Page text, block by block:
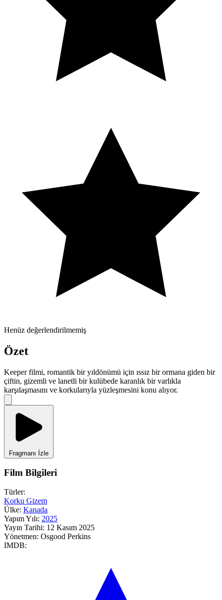
Henüz değerlendirilmemiş
Özet
Keeper filmi, romantik bir yıldönümü için ıssız bir ormana giden bir
çiftin, gizemli ve lanetli bir kulübede karanlık bir varlıkla
karşılaşmasını ve korkularıyla yüzleşmesini konu alıyor.
Fragmanı İzle
Film Bilgileri
Türler:
Korku Gizem
Ülke: Kanada
Yapım Yılı: 2025
Yayın Tarihi: 12 Kasım 2025
Yönetmen: Osgood Perkins
IMDB: